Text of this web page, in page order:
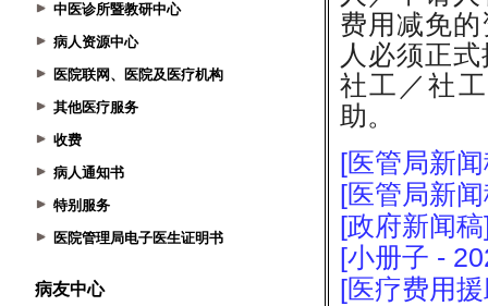
中医诊所暨教研中心
病人资源中心
医院联网、医院及医疗机构
其他医疗服务
收费
病人通知书
特别服务
医院管理局电子医生证明书
病友中心